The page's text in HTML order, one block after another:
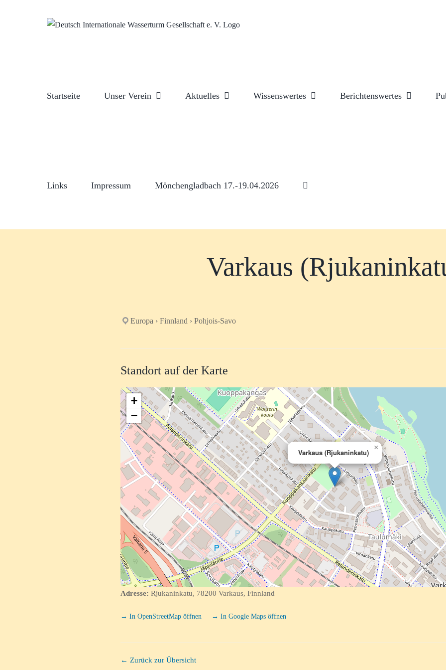
Startseite Unser Verein Aktuelles Wissenswertes Berichtenswertes
Links Impressum Mönchengladbach 17.-19.04.2026
Varkaus
Europa › Finnland › Pohjois-Savo
Standort auf der Karte
Varkaus (Rjukaninkatu)
×
+
−
Adresse: Rjukaninkatu, 78200 Varkaus, Finnland
→ In OpenStreetMap öffnen → In Google Maps öffnen
← Zurück zur Übersicht